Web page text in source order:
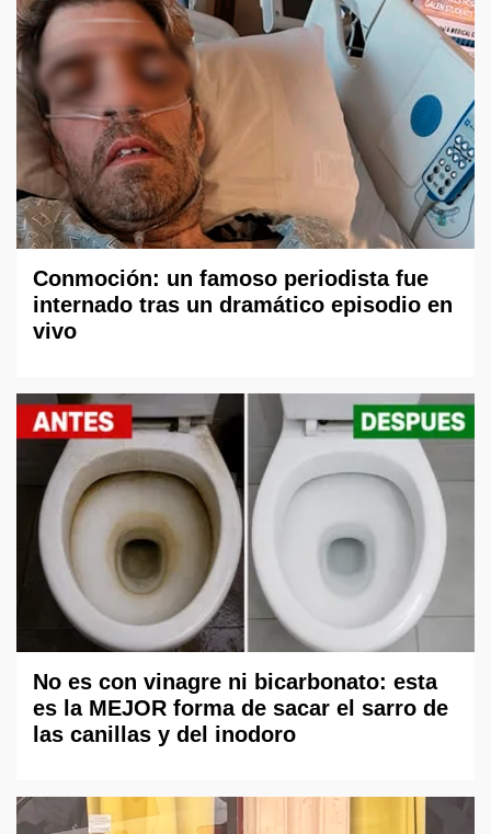
Conmoción: un famoso periodista fue
internado tras un dramático episodio en
vivo
No es con vinagre ni bicarbonato: esta
es la MEJOR forma de sacar el sarro de
las canillas y del inodoro